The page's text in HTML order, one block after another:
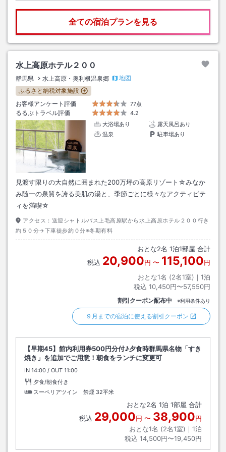
全ての宿泊プランを見る
水上高原ホテル２００
群馬県 水上高原・奥利根温泉郷
地図
ふるさと納税対象施設
お客様アンケート評価
77点
るるぶトラベル評価
4.2
大浴場あり
露天風呂あり
温泉
駐車場あり
見渡す限りの大自然に囲まれた200万坪の高原リゾート☆みなか
み随一の泉質を誇る美肌の湯と、季節ごとに様々なアクティビテ
ィを満喫☆
アクセス： 送迎シャトルバス上毛高原駅から水上高原ホテル２００行き
約５０分→下車徒歩約０分※冬期有料
おとな2名 1泊1部屋 合計
税込 20,900円 〜 115,100円
おとな1名 (2名1室)｜ 1泊
税込 10,450円〜57,550円
割引クーポン配布中 ※利用条件あり
９月までの宿泊に使える割引クーポン
【早期45】館内利用券500円分付♪夕食時群馬県名物「すき
焼き」を追加でご用意！朝食をランチに変更可
IN チェックイン
14:00 / OUT チェックアウト
11:00
夕食/朝食付き
スーペリアツイン 禁煙 32平米
おとな2名 1泊 1部屋 合計
税込 29,000円 〜 38,900円
おとな1名 (2名1室)｜ 1泊
税込 14,500円〜19,450円